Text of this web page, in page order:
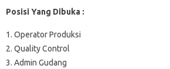
Posisi Yang Dibuka :
1. Operator Produksi
2. Quality Control
3. Admin Gudang